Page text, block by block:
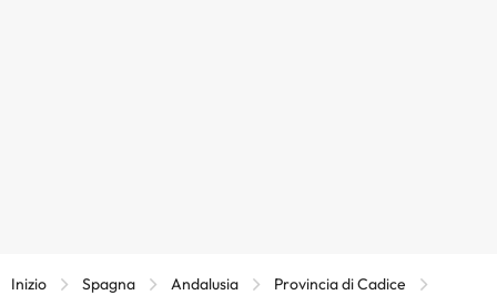
Inizio Spagna Andalusia
Provincia di Cadice